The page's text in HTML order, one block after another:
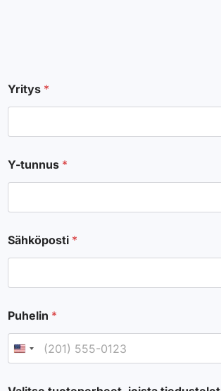
Yritys *
Y-tunnus *
Sähköposti *
t
i
d
s
Puhelin *